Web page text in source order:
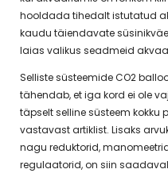
hooldada tihedalt istutatud
kaudu täiendavate
laias valikus seadmeid
Selliste süsteemide CO2
tähendab, et iga kord ei ole
täpselt selline süsteem kokku
vastavast artiklist. Lisaks
nagu reduktorid,
regulaatorid, on siin